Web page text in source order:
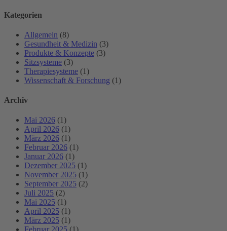
Kategorien
Allgemein (8)
Gesundheit & Medizin (3)
Produkte & Konzepte (3)
Sitzsysteme (3)
Therapiesysteme (1)
Wissenschaft & Forschung (1)
Archiv
Mai 2026 (1)
April 2026 (1)
März 2026 (1)
Februar 2026 (1)
Januar 2026 (1)
Dezember 2025 (1)
November 2025 (1)
September 2025 (2)
Juli 2025 (2)
Mai 2025 (1)
April 2025 (1)
März 2025 (1)